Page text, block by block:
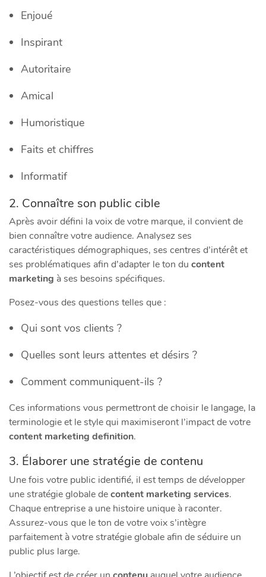
Enjoué
Inspirant
Autoritaire
Amical
Humoristique
Faits et chiffres
Informatif
2. Connaître son public cible
Après avoir défini la voix de votre marque, il convient de
bien connaître votre audience. Analysez ses
caractéristiques démographiques, ses centres d’intérêt et
ses problématiques afin d’adapter le ton du content
marketing à ses besoins spécifiques.
Posez-vous des questions telles que :
Qui sont vos clients ?
Quelles sont leurs attentes et désirs ?
Comment communiquent-ils ?
Ces informations vous permettront de choisir le langage, la
terminologie et le style qui maximiseront l’impact de votre
content marketing definition.
3. Élaborer une stratégie de contenu
Une fois votre public identifié, il est temps de développer
une stratégie globale decontent marketing services.
Chaque entreprise a une histoire unique à raconter.
Assurez-vous que le ton de votre voix s’intègre
parfaitement à votre stratégie globale afin de séduire un
public plus large.